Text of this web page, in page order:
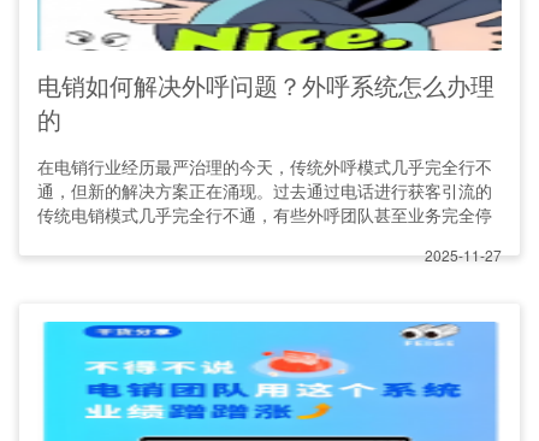
电销如何解决外呼问题？外呼系统怎么办理
的
在电销行业经历最严治理的今天，传统外呼模式几乎完全行不
通，但新的解决方案正在涌现。过去通过电话进行获客引流的
传统电销模式几乎完全行不通，有些外呼团队甚至业务完全停
2025-11-27